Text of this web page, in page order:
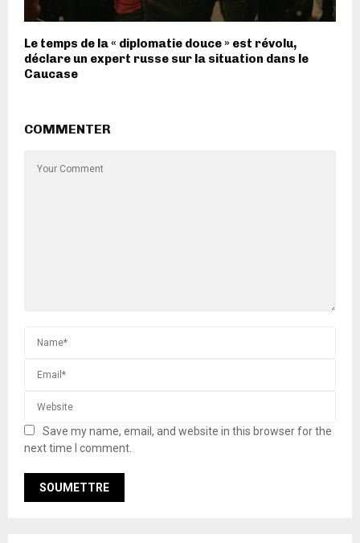
Le temps de la « diplomatie douce » est révolu,
déclare un expert russe sur la situation dans le
Caucase
COMMENTER
Save my name, email, and website in this browser for the
next time I comment.